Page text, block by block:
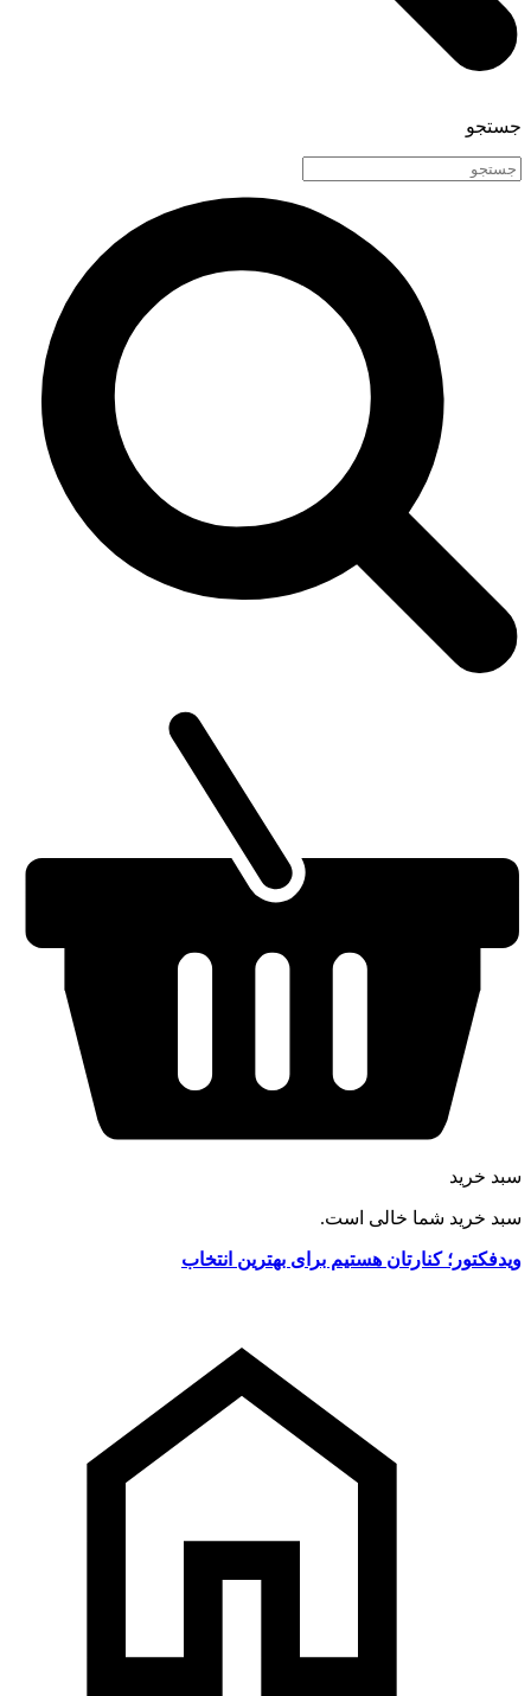
جستجو
سبد خرید
سبد خرید شما خالی است.
ویدفکتور؛ کنارتان هستیم برای بهترین انتخاب